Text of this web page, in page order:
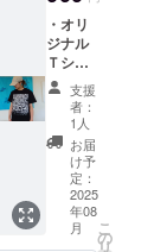
のおま
け付き
４
cmx2.5
cm
・オリ
ジナル
Ｔシャ
ツ半
袖 刺
繍なし
・黒 L
サイズ
・自筆
サイン
入り
支援
者：
1人
お届
け予
定：
2025
年08
月
こ
の
リ